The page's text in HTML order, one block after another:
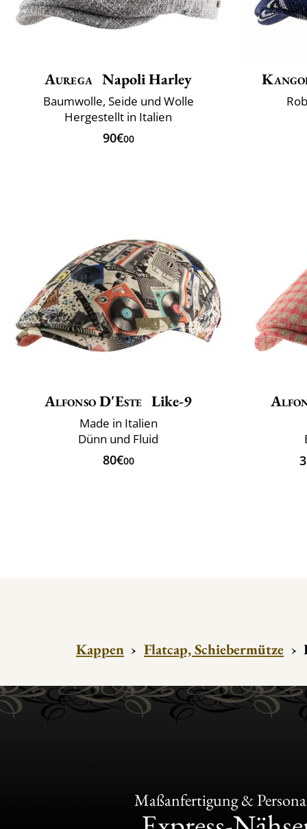
Aurega Napoli Harley
Baumwolle, Seide und Wolle
Hergestellt in Italien
90€00
Alfonso D'Este Like-9
Made in Italien
Dünn und Fluid
80€00
Kappen › Flatcap, Schiebermütze ›
Maßanfertigung &